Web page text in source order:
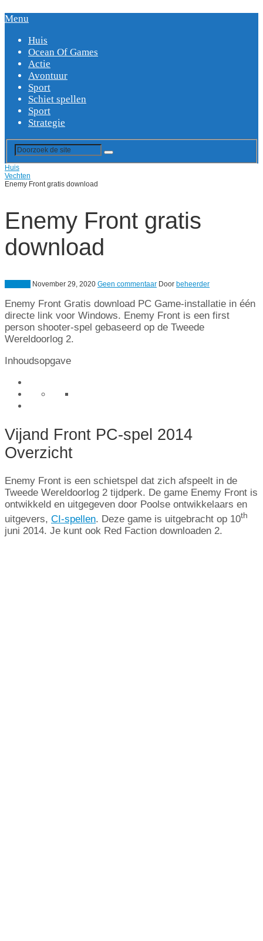
Menu
Huis
Ocean Of Games
Actie
Avontuur
Sport
Schiet spellen
Sport
Strategie
Huis
Vechten
Enemy Front gratis download
Enemy Front gratis
download
November 29, 2020 Geen commentaar Door beheerder
Enemy Front Gratis download PC Game-installatie in één
directe link voor Windows. Enemy Front is een first
person shooter-spel gebaseerd op de Tweede
Wereldoorlog 2.
Inhoudsopgave
Vijand Front PC-spel 2014
Overzicht
Enemy Front is een schietspel dat zich afspeelt in de
Tweede Wereldoorlog 2 tijdperk. De game Enemy Front is
ontwikkeld en uitgegeven door Poolse ontwikkelaars en
uitgevers, CI-spellen. Deze game is uitgebracht op 10th
juni 2014. Je kunt ook Red Faction downloaden 2.